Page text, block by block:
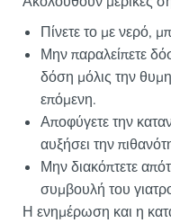
Πίνετε το με νερό,
Μην παραλείπετε
δόση μόλις την
επόμενη.
Αποφύγετε την
αυξήσει την
Μην διακόπτετε
συμβουλή του
Η ενημέρωση και η